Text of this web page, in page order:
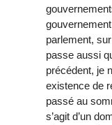
parlement,
passe aussi
précédent, je
existence de
passé au
s’agit d’un